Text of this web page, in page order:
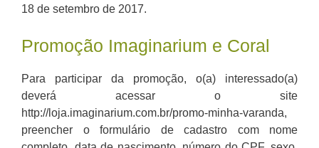
18 de setembro de 2017.
Promoção Imaginarium e Coral
Para participar da promoção, o(a) interessado(a)
deverá acessar o site
http://loja.imaginarium.com.br/promo-minha-varanda,
preencher o formulário de cadastro com nome